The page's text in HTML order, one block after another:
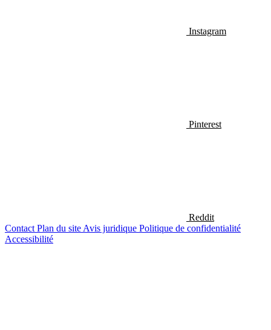
Instagram
Pinterest
Reddit
Contact Plan du site Avis juridique Politique de confidentialité
Accessibilité